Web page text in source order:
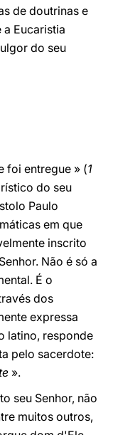
de doutrinas e
Eucaristia
do seu
foi entregue » (1
do seu
Paulo
em que
inscrito
Não é só a
É o
dos
expressa
latino, responde
pelo sacerdote:
».
seu Senhor, não
muitos outros,